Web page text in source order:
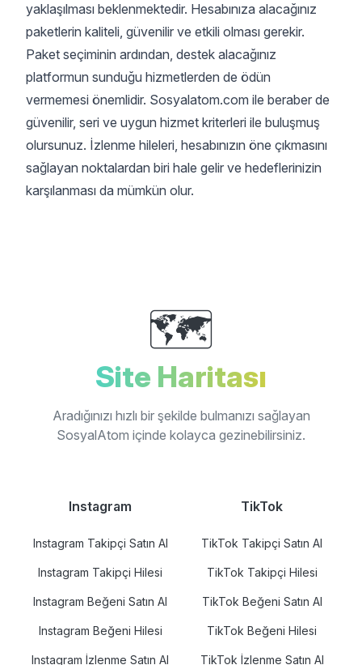
yaklaşılması beklenmektedir. Hesabınıza alacağınız
paketlerin kaliteli, güvenilir ve etkili olması gerekir.
Paket seçiminin ardından, destek alacağınız
platformun sunduğu hizmetlerden de ödün
vermemesi önemlidir. Sosyalatom.com ile beraber de
güvenilir, seri ve uygun hizmet kriterleri ile buluşmuş
olursunuz. İzlenme hileleri, hesabınızın öne çıkmasını
sağlayan noktalardan biri hale gelir ve hedeflerinizin
karşılanması da mümkün olur.
🗺️
Site Haritası
Aradığınızı hızlı bir şekilde bulmanızı sağlayan
SosyalAtom içinde kolayca gezinebilirsiniz.
Instagram
Instagram Takipçi Satın Al
Instagram Takipçi Hilesi
Instagram Beğeni Satın Al
Instagram Beğeni Hilesi
Instagram İzlenme Satın Al
TikTok
TikTok Takipçi Satın Al
TikTok Takipçi Hilesi
TikTok Beğeni Satın Al
TikTok Beğeni Hilesi
TikTok İzlenme Satın Al